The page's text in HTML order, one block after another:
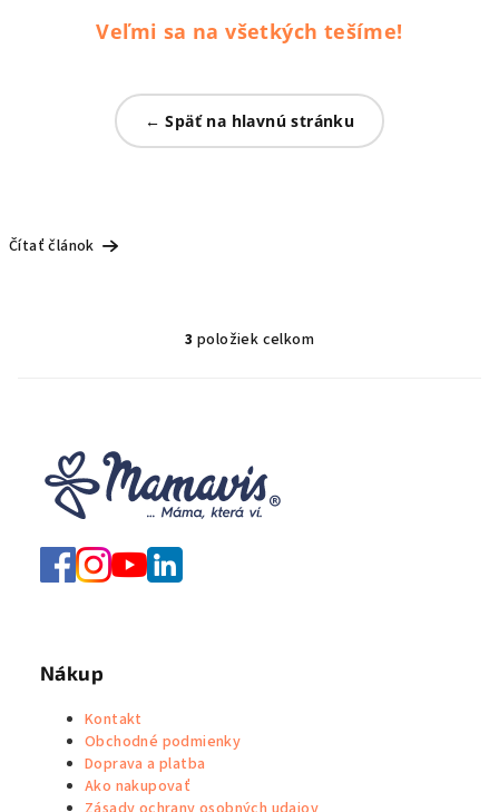
Veľmi sa na všetkých tešíme!
← Späť na hlavnú stránku
Čítať článok
O
a
c
3 položiek celkom
Nákup
Kontakt
Obchodné podmienky
Doprava a platba
Ako nakupovať